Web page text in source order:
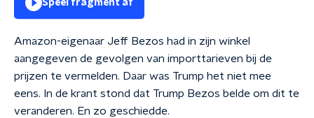
Speel fragment af
Amazon-eigenaar Jeff Bezos had in zijn winkel
aangegeven de gevolgen van importtarieven bij de
prijzen te vermelden. Daar was Trump het niet mee
eens. In de krant stond dat Trump Bezos belde om dit te
veranderen. En zo geschiedde.